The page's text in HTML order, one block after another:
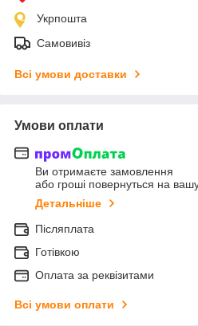
Укрпошта
Самовивіз
Всі умови доставки
Умови оплати
Ви отримаєте замовлення
або гроші повернуться на
Детальніше
Післяплата
Готівкою
Оплата за реквізитами
Всі умови оплати